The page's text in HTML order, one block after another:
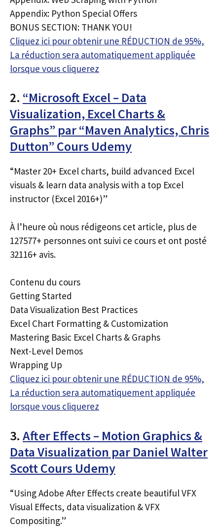
Appendix: Python Special Offers
BONUS SECTION: THANK YOU!
Cliquez ici pour obtenir une RÉDUCTION de 95%,
La réduction sera automatiquement appliquée
lorsque vous cliquerez
2. “Microsoft Excel – Data
Visualization, Excel Charts &
Graphs” par “Maven Analytics, Chris
Dutton” Cours Udemy
“Master 20+ Excel charts, build advanced Excel
visuals & learn data analysis with a top Excel
instructor (Excel 2016+)”
À l’heure où nous rédigeons cet article, plus de
127577+ personnes ont suivi ce cours et ont posté
32116+ avis.
Contenu du cours
Getting Started
Data Visualization Best Practices
Excel Chart Formatting & Customization
Mastering Basic Excel Charts & Graphs
Next-Level Demos
Wrapping Up
Cliquez ici pour obtenir une RÉDUCTION de 95%,
La réduction sera automatiquement appliquée
lorsque vous cliquerez
3. After Effects – Motion Graphics &
Data Visualization par Daniel Walter
Scott Cours Udemy
“Using Adobe After Effects create beautiful VFX
Visual Effects, data visualization & VFX
Compositing.”